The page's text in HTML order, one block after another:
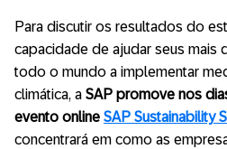
Para discutir os resultados do
capacidade de ajudar seus mais
todo o mundo a implementar
climática, a SAP promove nos
evento online SAP Sustainability
concentrará em como as